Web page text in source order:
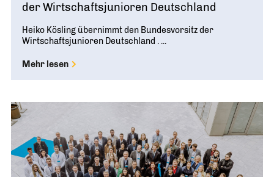
der Wirtschaftsjunioren Deutschland
Heiko Kösling übernimmt den Bundesvorsitz der
Wirtschaftsjunioren Deutschland . ...
Mehr lesen